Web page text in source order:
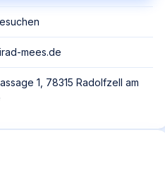
mees.de
1, 78315 Radolfzell am